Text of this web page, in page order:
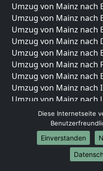
Umzug von Mainz nach
Umzug von Mainz nach
Umzug von Mainz nach
Umzug von Mainz nach
Umzug von Mainz nach
Umzug von Mainz nach
Umzug von Mainz nach
Umzug von Mainz nach
Umzug von Mainz nach
Umzug von Mainz nach
Umzug von Mainz nach
Umzug von Mainz nach
Umzug von Mainz nach
Umzug von Mainz nach
Diese Internetseite
Einverstanden